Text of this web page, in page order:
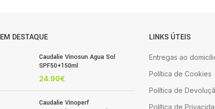
EM DESTAQUE
Caudalie Vinosun Agua Sol
SPF50+150ml
24.90€
Caudalie Vinoperf
LINKS ÚTEIS
Entregas ao
Política de Cookies
Política de
Política de